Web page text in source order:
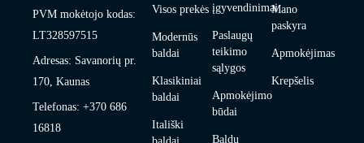
PVM mokėtojo kodas:
LT328597515
Adresas: Savanorių pr.
170, Kaunas
Telefonas: +370 686
16818
Visos prekės
Modernūs
baldai
Klasikiniai
baldai
Itališki
įgyvendinimai
Paslaugų
teikimo
sąlygos
Apmokėjimo
būdai
Baldų
Mano
paskyra
Apmokėjimas
Krepšelis